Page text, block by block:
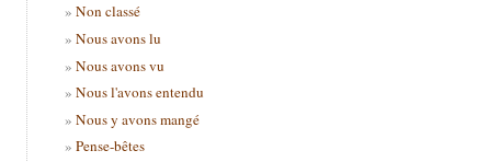
Non classé
Nous avons lu
Nous avons vu
Nous l'avons entendu
Nous y avons mangé
Pense-bêtes